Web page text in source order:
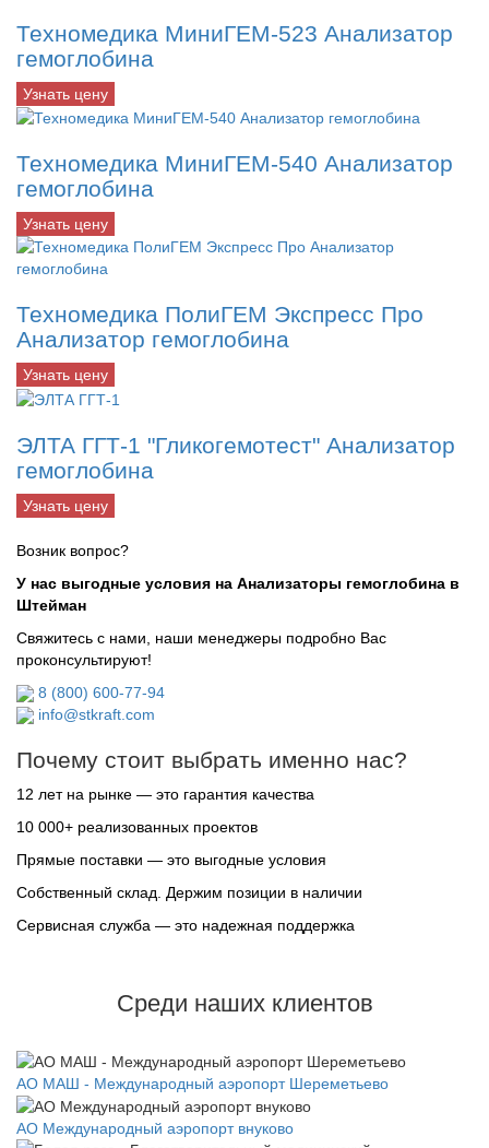
Техномедика МиниГЕМ-523 Анализатор
гемоглобина
Узнать цену
Техномедика МиниГЕМ-540 Анализатор
гемоглобина
Узнать цену
Техномедика ПолиГЕМ Экспресс Про
Анализатор гемоглобина
Узнать цену
ЭЛТА ГГТ-1 "Гликогемотест" Анализатор
гемоглобина
Узнать цену
Возник вопрос?
У нас выгодные условия на Анализаторы гемоглобина в
Штейман
Свяжитесь с нами, наши менеджеры подробно Вас
проконсультируют!
8 (800) 600-77-94
info@stkraft.com
Почему стоит выбрать именно нас?
12 лет на рынке — это гарантия качества
10 000+ реализованных проектов
Прямые поставки — это выгодные условия
Собственный склад. Держим позиции в наличии
Сервисная служба — это надежная поддержка
Среди наших клиентов
АО МАШ - Международный аэропорт Шереметьево
АО Международный аэропорт внуково